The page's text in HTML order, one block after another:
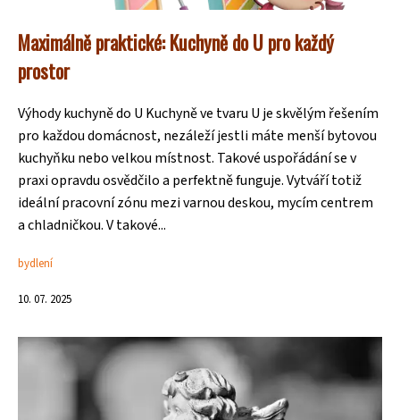
Maximálně praktické: Kuchyně do U pro každý
prostor
Výhody kuchyně do U Kuchyně ve tvaru U je skvělým řešením
pro každou domácnost, nezáleží jestli máte menší bytovou
kuchyňku nebo velkou místnost. Takové uspořádání se v
praxi opravdu osvědčilo a perfektně funguje. Vytváří totiž
ideální pracovní zónu mezi varnou deskou, mycím centrem
a chladničkou. V takové...
bydlení
10. 07. 2025